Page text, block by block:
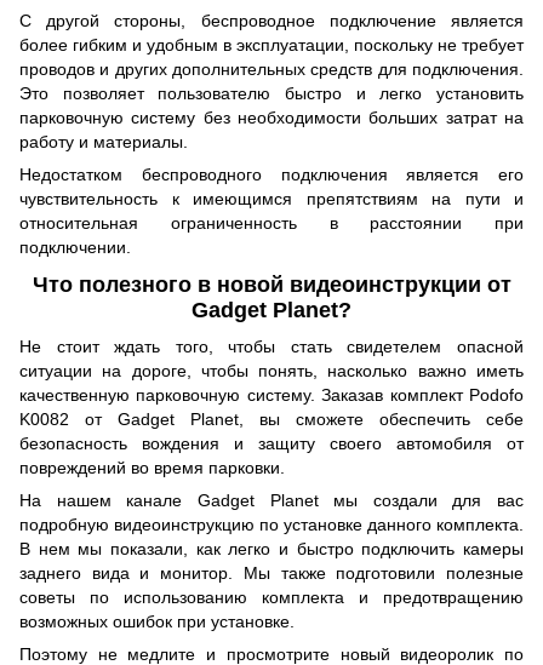
С другой стороны, беспроводное подключение является
более гибким и удобным в эксплуатации, поскольку не требует
проводов и других дополнительных средств для подключения.
Это позволяет пользователю быстро и легко установить
парковочную систему без необходимости больших затрат на
работу и материалы.
Недостатком беспроводного подключения является его
чувствительность к имеющимся препятствиям на пути и
относительная ограниченность в расстоянии при
подключении.
Что полезного в новой видеоинструкции от
Gadget Planet?
Не стоит ждать того, чтобы стать свидетелем опасной
ситуации на дороге, чтобы понять, насколько важно иметь
качественную парковочную систему. Заказав комплект Podofo
K0082 от Gadget Planet, вы сможете обеспечить себе
безопасность вождения и защиту своего автомобиля от
повреждений во время парковки.
На нашем канале Gadget Planet мы создали для вас
подробную видеоинструкцию по установке данного комплекта.
В нем мы показали, как легко и быстро подключить камеры
заднего вида и монитор. Мы также подготовили полезные
советы по использованию комплекта и предотвращению
возможных ошибок при установке.
Поэтому не медлите и просмотрите новый видеоролик по